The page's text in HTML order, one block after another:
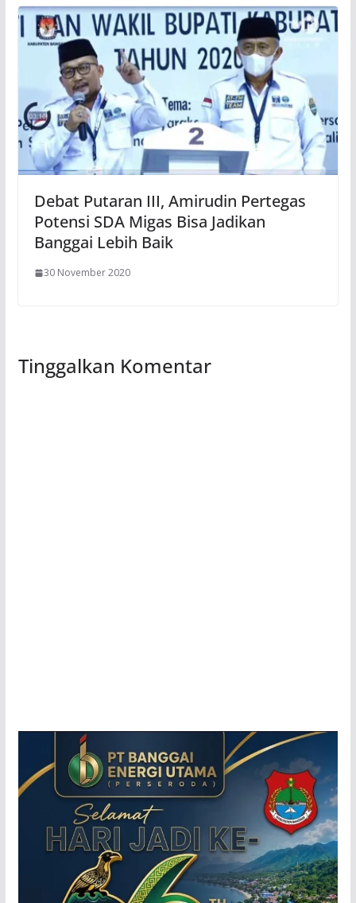
Debat Putaran III, Amirudin Pertegas
Potensi SDA Migas Bisa Jadikan
Banggai Lebih Baik
30 November 2020
Tinggalkan Komentar